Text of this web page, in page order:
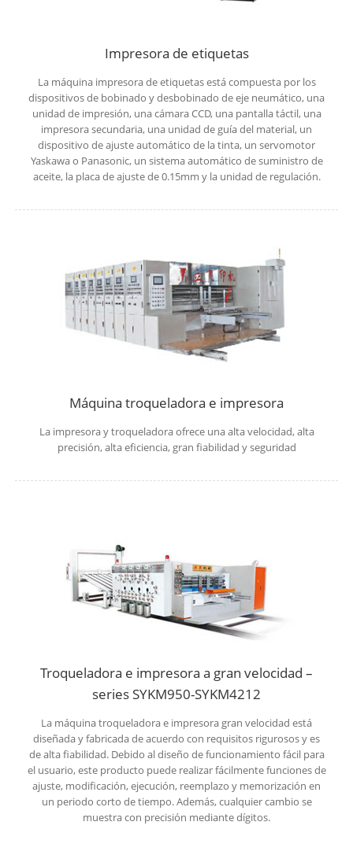
Impresora de etiquetas
La máquina impresora de etiquetas está compuesta por los
dispositivos de bobinado y desbobinado de eje neumático, una
unidad de impresión, una cámara CCD, una pantalla táctil, una
impresora secundaria, una unidad de guía del material, un
dispositivo de ajuste automático de la tinta, un servomotor
Yaskawa o Panasonic, un sistema automático de suministro de
aceite, la placa de ajuste de 0.15mm y la unidad de regulación.
Máquina troqueladora e impresora
La impresora y troqueladora ofrece una alta velocidad, alta
precisión, alta eficiencia, gran fiabilidad y seguridad
Troqueladora e impresora a gran velocidad –
series SYKM950-SYKM4212
La máquina troqueladora e impresora gran velocidad está
diseñada y fabricada de acuerdo con requisitos rigurosos y es
de alta fiabilidad. Debido al diseño de funcionamiento fácil para
el usuario, este producto puede realizar fácilmente funciones de
ajuste, modificación, ejecución, reemplazo y memorización en
un periodo corto de tiempo. Además, cualquier cambio se
muestra con precisión mediante dígitos.